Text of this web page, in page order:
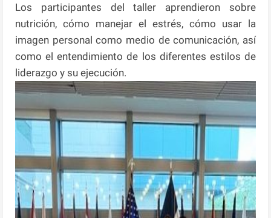
Los participantes del taller aprendieron sobre
nutrición, cómo manejar el estrés, cómo usar la
imagen personal como medio de comunicación, así
como el entendimiento de los diferentes estilos de
liderazgo y su ejecución.